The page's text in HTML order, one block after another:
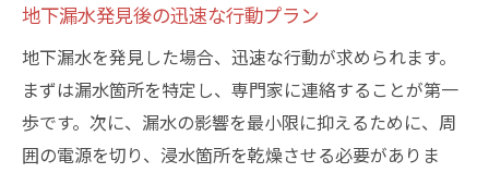
安心できる住環境を支えるコミュニティの
役割
地下漏水発見後の迅速な行動プラン
地下漏水を発見した場合、迅速な行動が求められます。
まずは漏水箇所を特定し、専門家に連絡することが第一
歩です。次に、漏水の影響を最小限に抑えるために、周
囲の電源を切り、浸水箇所を乾燥させる必要がありま